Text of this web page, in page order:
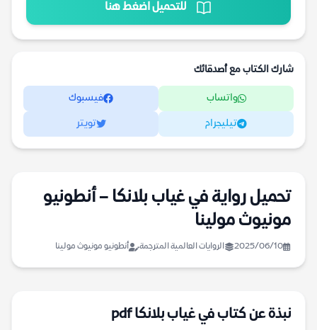
للتحميل اضغط هنا
شارك الكتاب مع أصدقائك
واتساب فيسبوك
تيليجرام تويتر
تحميل رواية في غياب بلانكا – أنطونيو
مونيوث مولينا
2025/06/10 الروايات العالمية المترجمة أنطونيو مونيوث مولينا
نبذة عن كتاب في غياب بلانكا pdf